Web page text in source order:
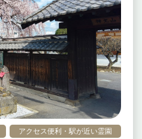
アクセス便利・駅が近い霊園